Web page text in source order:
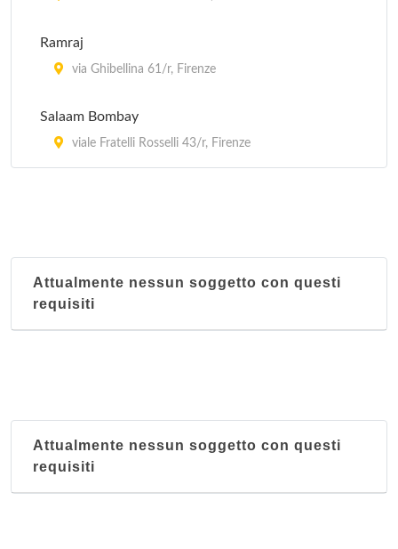
Ramraj
via Ghibellina 61/r, Firenze
Salaam Bombay
viale Fratelli Rosselli 43/r, Firenze
Attualmente nessun soggetto con questi
requisiti
Attualmente nessun soggetto con questi
requisiti